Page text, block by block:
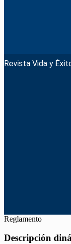
Revista Vida y
Reglamento
Descripción